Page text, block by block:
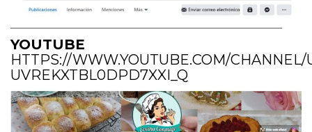
YOUTUBE
HTTPS://WWW.YOUTUBE.COM/CHANNEL/
UVREKXTBL0DPD7XXI_Q